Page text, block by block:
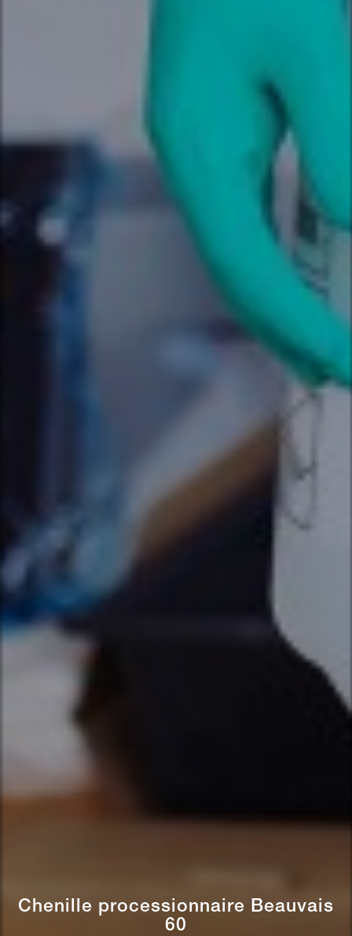
Chenille processionnaire Beauvais
60